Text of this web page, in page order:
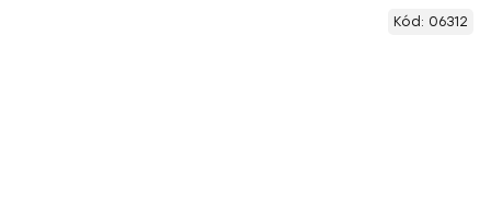
Kód: 06312